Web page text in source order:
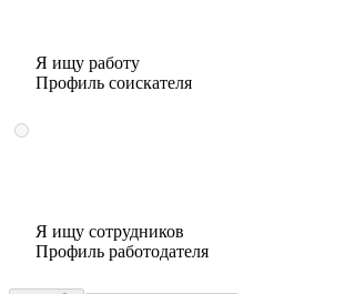
Я ищу работу
Профиль соискателя
Я ищу сотрудников
Профиль работодателя